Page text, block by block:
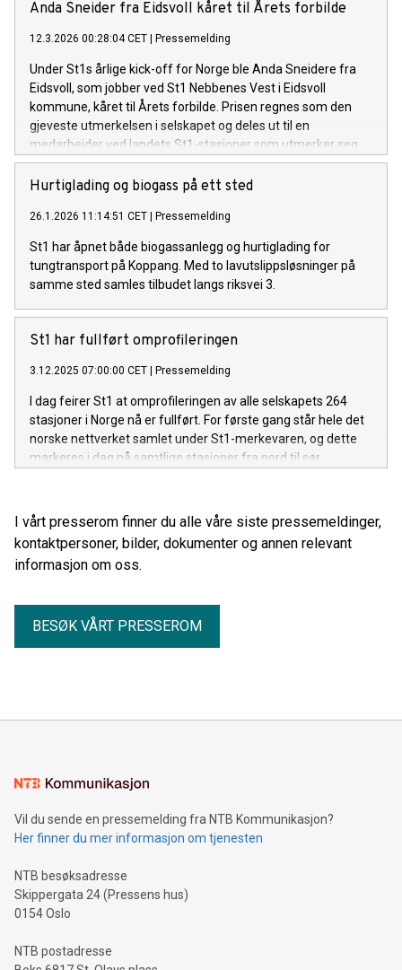
Anda Sneider fra Eidsvoll kåret til Årets forbilde
12.3.2026 00:28:04 CET | Pressemelding
Under St1s årlige kick-off for Norge ble Anda Sneidere fra
Eidsvoll, som jobber ved St1 Nebbenes Vest i Eidsvoll
kommune, kåret til Årets forbilde. Prisen regnes som den
gjeveste utmerkelsen i selskapet og deles ut til en
medarbeider ved landets St1-stasjoner som utmerker seg
som en foregangsperson og et tydelig forbilde for kolleger.
Hurtiglading og biogass på ett sted
26.1.2026 11:14:51 CET | Pressemelding
St1 har åpnet både biogassanlegg og hurtiglading for
tungtransport på Koppang. Med to lavutslippsløsninger på
samme sted samles tilbudet langs riksvei 3.
St1 har fullført omprofileringen
3.12.2025 07:00:00 CET | Pressemelding
I dag feirer St1 at omprofileringen av alle selskapets 264
stasjoner i Norge nå er fullført. For første gang står hele det
norske nettverket samlet under St1-merkevaren, og dette
markeres i dag på samtlige stasjoner fra nord til sør.
I vårt presserom finner du alle våre siste pressemeldinger,
kontaktpersoner, bilder, dokumenter og annen relevant
informasjon om oss.
BESØK VÅRT PRESSEROM
Vil du sende en pressemelding fra NTB Kommunikasjon?
Her finner du mer informasjon om tjenesten
NTB besøksadresse
Skippergata 24 (Pressens hus)
0154 Oslo
NTB postadresse